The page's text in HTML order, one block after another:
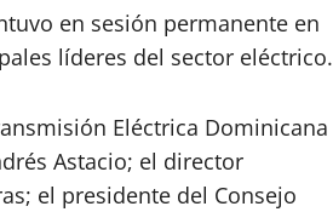
en sesión permanente en
líderes del sector eléctrico.
Eléctrica Dominicana
Astacio; el director
el presidente del Consejo